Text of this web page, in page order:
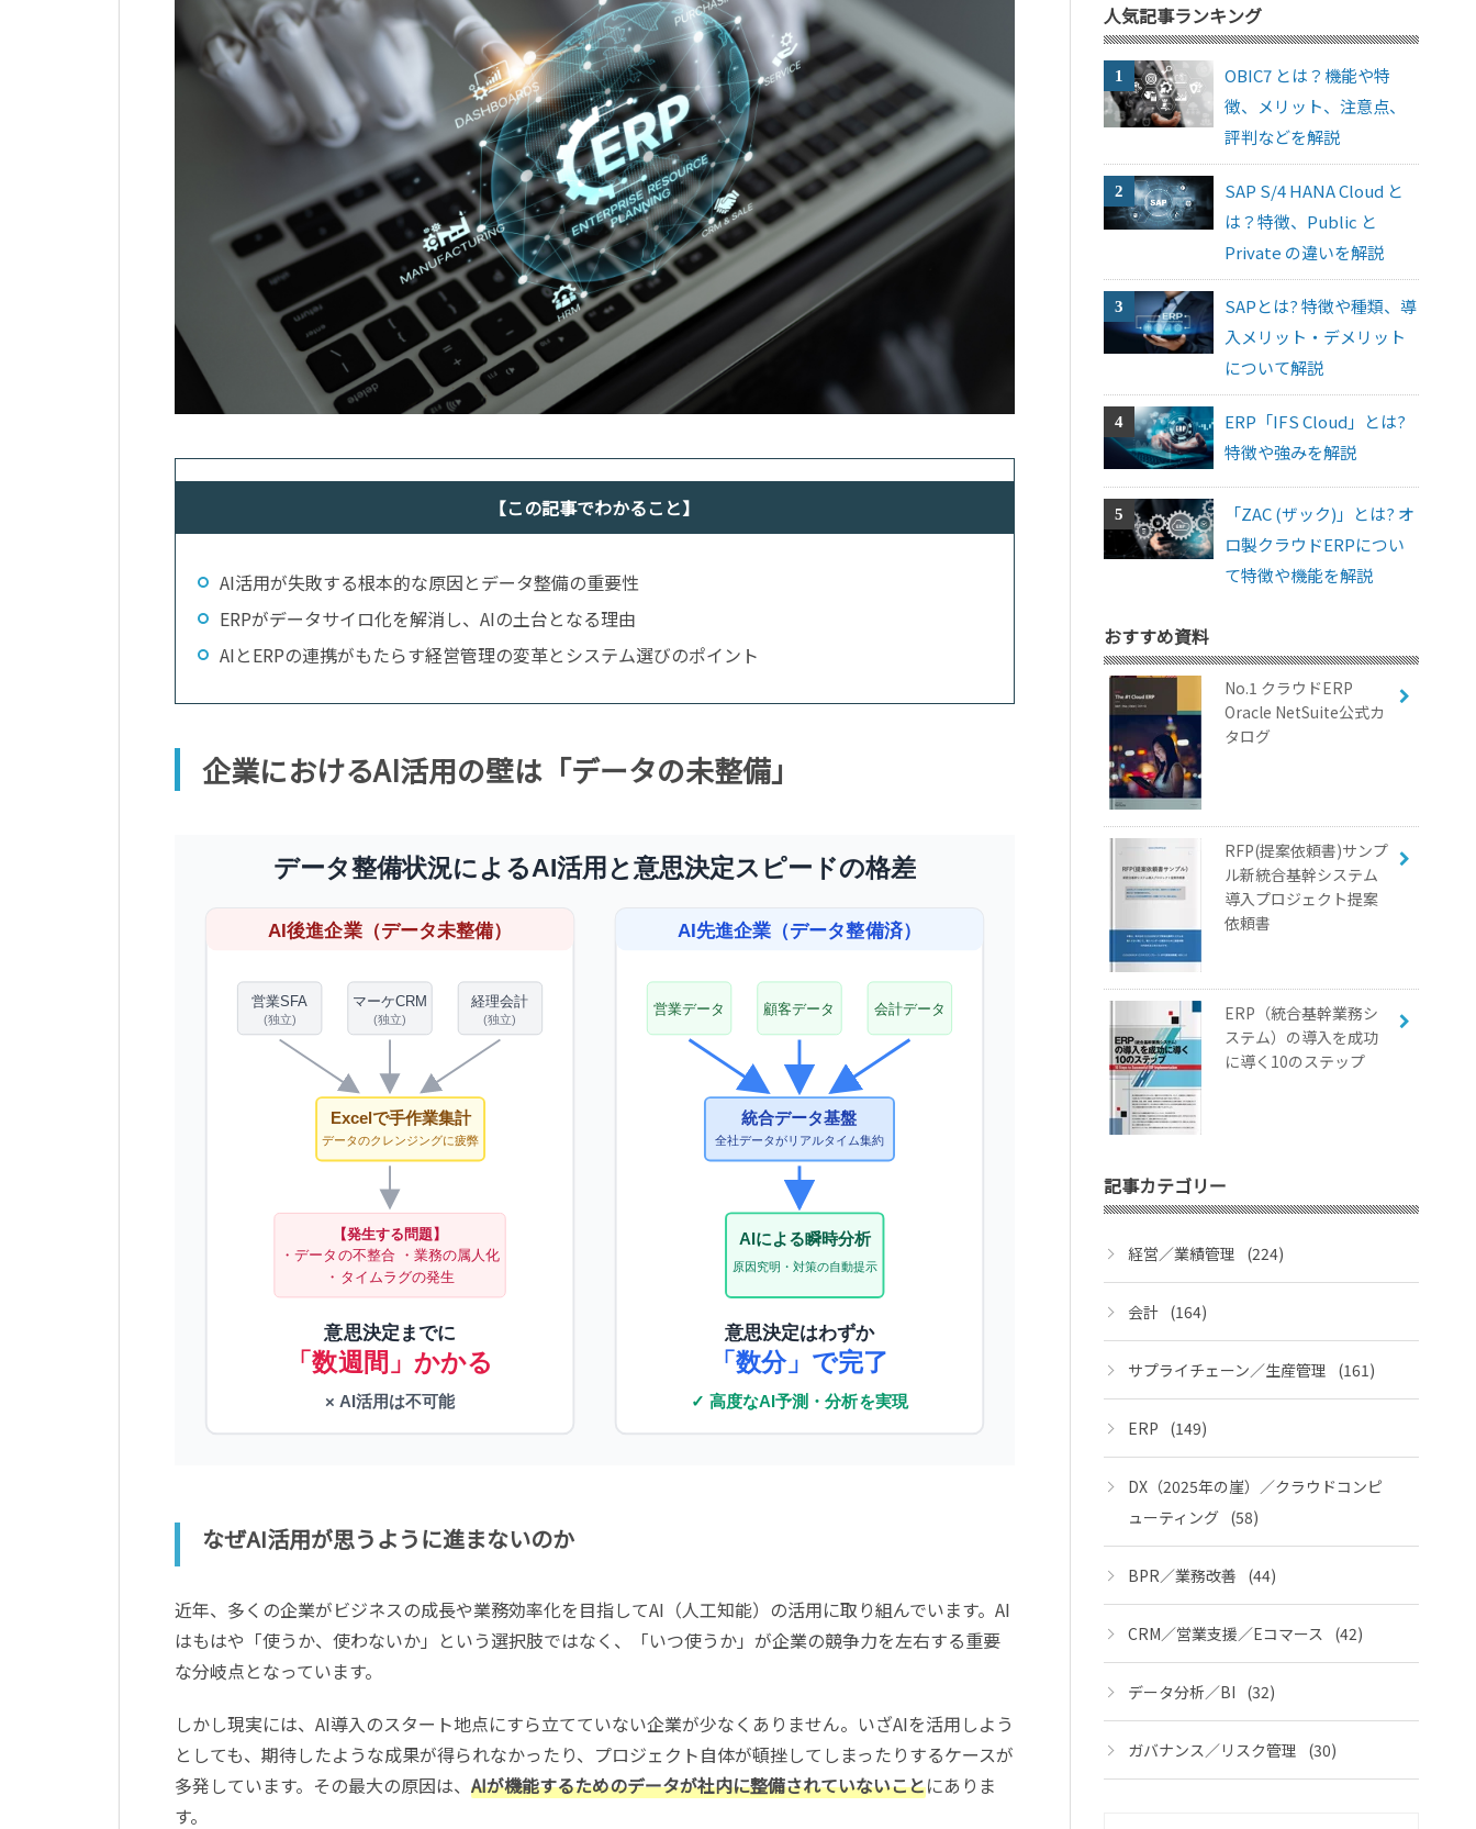
【この記事でわかること】
AI活用が失敗する根本的な原因とデータ整備の重要性
ERPがデータサイロ化を解消し、AIの土台となる理由
AIとERPの連携がもたらす経営管理の変革とシステム選びのポイント
企業におけるAI活用の壁は「データの未整備」
データ整備状況によるAI活用と意思決定スピードの格差
AI後進企業（データ未整備）
営業SFA
(独立)
マーケCRM
(独立)
経理会計
(独立)
Excelで手作業集計
データのクレンジングに疲弊
【発生する問題】
・データの不整合 ・業務の属人化
・タイムラグの発生
意思決定までに
「数週間」かかる
× AI活用は不可能
AI先進企業（データ整備済）
営業データ 顧客データ 会計データ
統合データ基盤
全社データがリアルタイム集約
AIによる瞬時分析
原因究明・対策の自動提示
意思決定はわずか
「数分」で完了
✓ 高度なAI予測・分析を実現
なぜAI活用が思うように進まないのか
近年、多くの企業がビジネスの成長や業務効率化を目指してAI（人工知能）の活用に取り組んでいます。AI
はもはや「使うか、使わないか」という選択肢ではなく、「いつ使うか」が企業の競争力を左右する重要
な分岐点となっています。
しかし現実には、AI導入のスタート地点にすら立てていない企業が少なくありません。いざAIを活用しよう
としても、期待したような成果が得られなかったり、プロジェクト自体が頓挫してしまったりするケースが
多発しています。その最大の原因は、 AIが機能するためのデータが社内に整備されていないことにありま
す。
人気記事ランキング
OBIC7 とは？機能や特
徴、メリット、注意点、
評判などを解説
SAP S/4 HANA Cloud と
は？特徴、Public と
Private の違いを解説
SAPとは? 特徴や種類、導
入メリット・デメリット
について解説
ERP「IFS Cloud」とは?
特徴や強みを解説
「ZAC (ザック)」とは? オ
ロ製クラウドERPについ
て特徴や機能を解説
おすすめ資料
No.1 クラウドERP
Oracle NetSuite公式カ
タログ
RFP(提案依頼書)サンプ
ル新統合基幹システム
導入プロジェクト提案
依頼書
ERP（統合基幹業務シ
ステム）の導入を成功
に導く10のステップ
記事カテゴリー
経営／業績管理 (224)
会計 (164)
サプライチェーン／生産管理 (161)
ERP (149)
DX（2025年の崖）／クラウドコンピ
ューティング (58)
BPR／業務改善 (44)
CRM／営業支援／Eコマース (42)
データ分析／BI (32)
ガバナンス／リスク管理 (30)